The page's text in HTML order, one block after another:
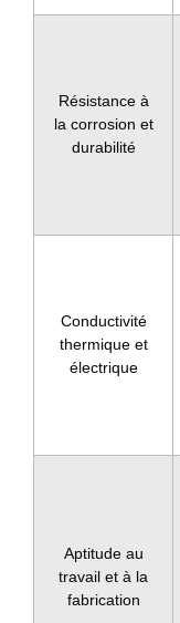
Résistance à
la corrosion et
durabilité
Conductivité
thermique et
électrique
Aptitude au
travail et à la
fabrication